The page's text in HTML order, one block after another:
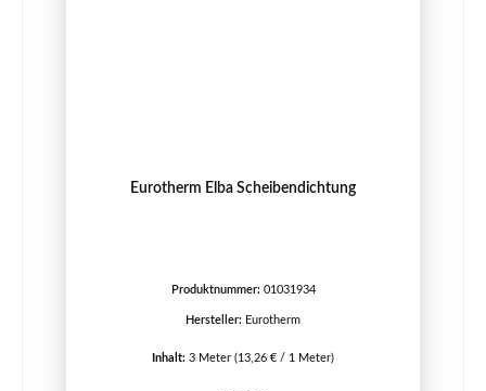
Eurotherm Elba Scheibendichtung
Produktnummer: 01031934
Hersteller: Eurotherm
Inhalt: 3 Meter (13,26 € / 1 Meter)